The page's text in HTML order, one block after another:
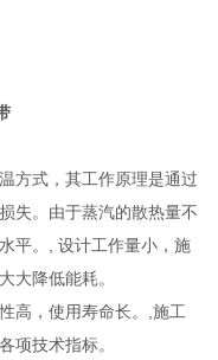
方式，其工作原理是通过
失。由于蒸汽的散热量不
平。, 设计工作量小，施
大降低能耗。
高，使用寿命长。,施工
项技术指标。